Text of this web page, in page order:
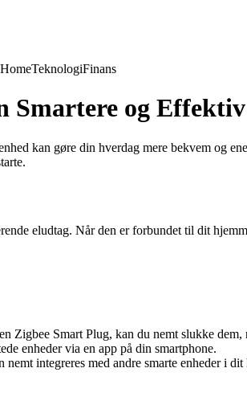
TeknologiFinans
Smartere og
kan gøre din hverdag mere bekvem og
eludtag. Når den er forbundet til dit
Zigbee Smart Plug, kan du nemt slukke
enheder via en app på din smartphone.
integreres med andre smarte enheder i